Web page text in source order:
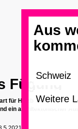
Aus
Fügung
für Holzbau Küng in
ein architektonischer